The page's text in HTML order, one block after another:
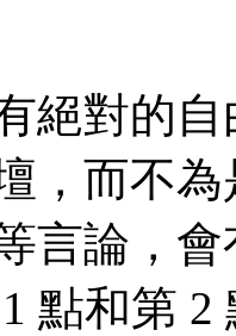
絕對的
，而不
言論，
點和第